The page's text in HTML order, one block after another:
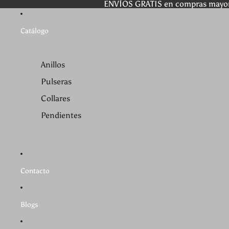
ENVÍOS GRATIS en compras
Catálogo
Anillos
Pulseras
Collares
Pendientes
Contacto
Blogs